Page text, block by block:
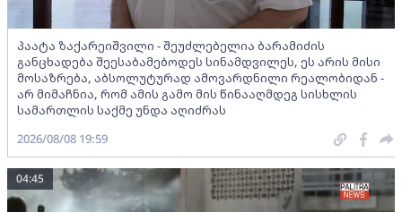
პაატა ზაქარეიშვილი - შეუძლებელია ბარამიძის
განცხადება შეესაბამებოდეს სინამდვილეს, ეს არის მისი
მოსაზრება, აბსოლუტურად ამოვარდნილი რეალობიდან -
არ მიმაჩნია, რომ ამის გამო მის წინააღმდეგ სისხლის
სამართლის საქმე უნდა აღიძრას
2026/08/08 19:59
04:45